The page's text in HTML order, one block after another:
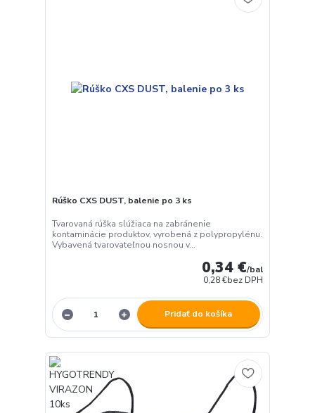
Rúško CXS DUST, balenie po 3 ks
Tvarovaná rúška slúžiaca na zabránenie
kontaminácie produktov, vyrobená z polypropylénu.
Vybavená tvarovateľnou nosnou v...
0,34 €/bal
0,28 €bez DPH
Pridať do košíka